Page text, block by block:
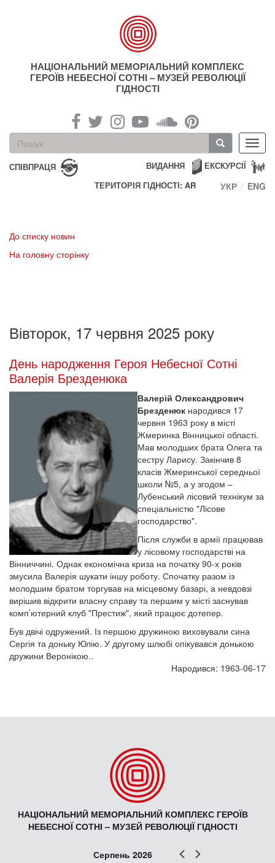
НАЦІОНАЛЬНИЙ МЕМОРІАЛЬНИЙ КОМПЛЕКС
ГЕРОЇВ НЕБЕСНОЇ СОТНІ – МУЗЕЙ РЕВОЛЮЦІЇ
ГІДНОСТІ
Пошукова
форма
Пошук
СПІВПРАЦЯ ЕКСКУРСІЇ
ВИДАННЯ
ТЕРИТОРІЯ ГІДНОСТІ: AR
УКР ENG
До списку новин
На головну сторінку
Вівторок, 17 червня 2025 року
День народження Героя Небесної Сотні
Валерія Брезденюка
Валерій Олександрович
Брезденюк народився 17
червня 1963 року в місті
Жмеринка Вінницької області.
Мав молодших брата Олега та
сестру Ларису. Закінчив 8
класів Жмеринської середньої
школи №5, а у згодом –
Лубенський лісовий технікум за
спеціальністю "Лісове
господарство".
Після служби в армії працював
у лісовому господарстві на
Вінниччині. Однак економічна криза на початку 90-х років
змусила Валерія шукати іншу роботу. Спочатку разом із
молодшим братом торгував на місцевому базарі, а невдовзі
вирішив відкрити власну справу та першим у місті заснував
комп’ютерний клуб "Престиж", який працює дотепер.
Був двічі одружений. Із першою дружиною виховували сина
Сергія та доньку Юлію. У другому шлюбі опікувався донькою
дружини Веронікою..
Народився: 1963-06-17
НАЦІОНАЛЬНИЙ МЕМОРІАЛЬНИЙ КОМПЛЕКС ГЕРОЇВ
НЕБЕСНОЇ СОТНІ – МУЗЕЙ РЕВОЛЮЦІЇ ГІДНОСТІ
Попер
Серпень 2026